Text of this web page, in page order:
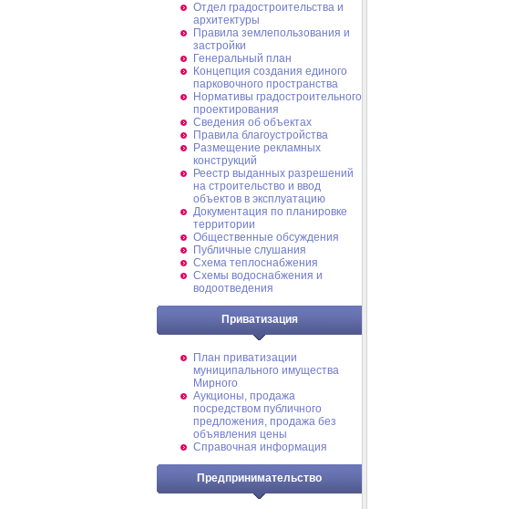
Отдел градостроительства и
архитектуры
Правила землепользования и
застройки
Генеральный план
Концепция создания единого
парковочного пространства
Нормативы градостроительного
проектирования
Сведения об объектах
Правила благоустройства
Размещение рекламных
конструкций
Реестр выданных разрешений
на строительство и ввод
объектов в эксплуатацию
Документация по планировке
территории
Общественные обсуждения
Публичные слушания
Схема теплоснабжения
Схемы водоснабжения и
водоотведения
Приватизация
План приватизации
муниципального имущества
Мирного
Аукционы, продажа
посредством публичного
предложения, продажа без
объявления цены
Справочная информация
Предпринимательство